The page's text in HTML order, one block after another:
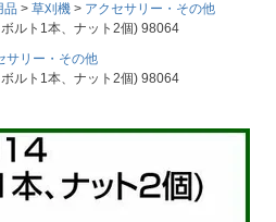
品 草刈機
アクセサリー・その他
ルト1本、ナット2個) 98064
サリー・その他
ルト1本、ナット2個) 98064